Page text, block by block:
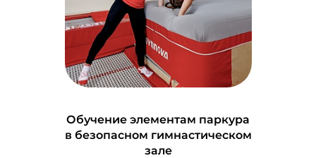
Обучение элементам паркура
в безопасном гимнастическом
зале